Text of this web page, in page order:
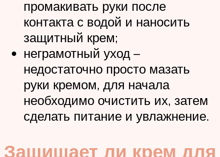
промакивать руки после
контакта с водой и наносить
защитный крем;
неграмотный уход –
недостаточно просто мазать
руки кремом, для начала
необходимо очистить их, затем
сделать питание и увлажнение.
Защищает ли крем для